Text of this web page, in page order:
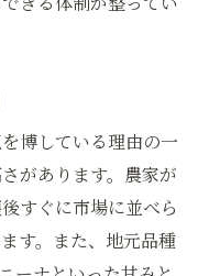
博している理由の一
があります。農家が
すぐに市場に並べら
す。また、地元品種